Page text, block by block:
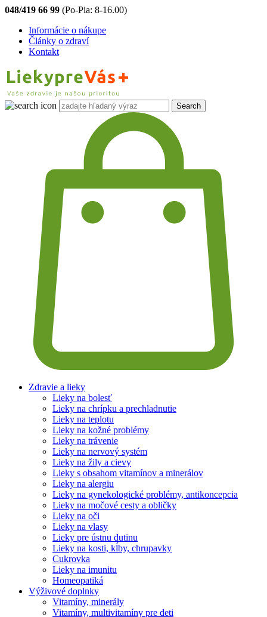
048/419 66 99 (Po-Pia: 8-16.00)
Informácie o nákupe
Články o zdraví
Kontakt
Zdravie a lieky
Lieky na bolesť
Lieky na chrípku a prechladnutie
Lieky na teplotu
Lieky na kožné problémy
Lieky na trávenie
Lieky na nervový systém
Lieky na žily a cievy
Lieky s obsahom vitamínov a minerálov
Lieky na alergiu
Lieky na gynekologické problémy, antikoncepcia
Lieky na močové cesty a obličky
Lieky na oči
Lieky na vlasy
Lieky pre ústnu dutinu
Lieky na kosti, kĺby, chrupavky
Cukrovka
Lieky na imunitu
Homeopatiká
Výživové doplnky
Vitamíny, minerály
Vitamíny, multivitamíny pre deti